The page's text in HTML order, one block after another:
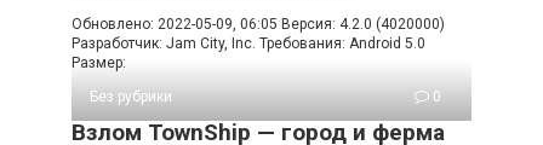
Обновлено: 2022-05-09, 06:05 Версия: 4.2.0 (4020000)
Разработчик: Jam City, Inc. Требования: Android 5.0
Размер:
Без рубрики
0
Взлом TownShip — город и ферма